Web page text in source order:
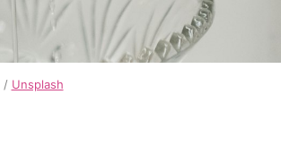
/ Unsplash